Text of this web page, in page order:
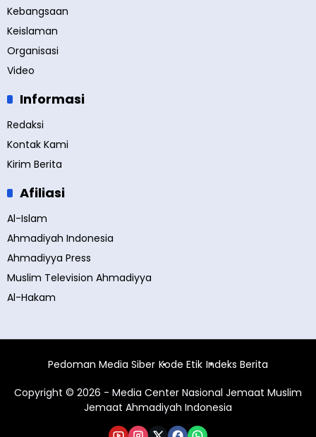
Kebangsaan
Keislaman
Organisasi
Video
Informasi
Redaksi
Kontak Kami
Kirim Berita
Afiliasi
Al-Islam
Ahmadiyah Indonesia
Ahmadiyya Press
Muslim Television Ahmadiyya
Al-Hakam
Pedoman Media Siber Kode Etik Indeks Berita
Copyright © 2026 - Media Center Nasional Jemaat Muslim
Jemaat Ahmadiyah Indonesia